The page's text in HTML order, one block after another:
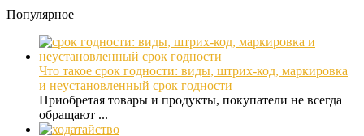
Популярное
Что такое срок годности: виды, штрих-код, маркировка
и неустановленный срок годности
Приобретая товары и продукты, покупатели не всегда
обращают ...